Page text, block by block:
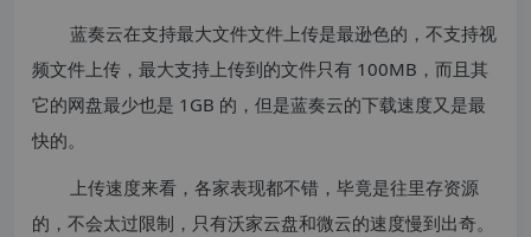
蓝奏云在支持最大文件文件上传是最逊色的，不支持视
频文件上传，最大支持上传到的文件只有 100MB，而且其
它的网盘最少也是 1GB 的，但是蓝奏云的下载速度又是最
快的。
上传速度来看，各家表现都不错，毕竟是往里存资源
的，不会太过限制，只有沃家云盘和微云的速度慢到出奇。